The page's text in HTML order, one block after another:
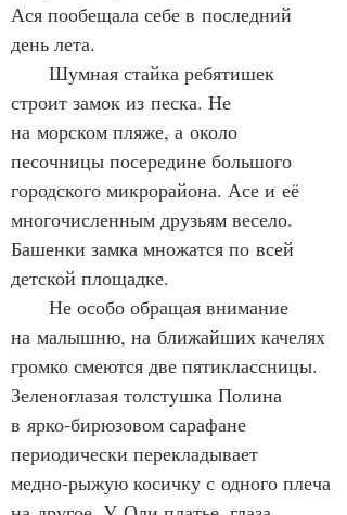
Ася пообещала себе в последний
день лета.
Шумная стайка ребятишек
строит замок из песка. Не
на морском пляже, а около
песочницы посередине большого
городского микрорайона. Асе и её
многочисленным друзьям весело.
Башенки замка множатся по всей
детской площадке.
Не особо обращая внимание
на малышню, на ближайших качелях
громко смеются две пятиклассницы.
Зеленоглазая толстушка Полина
в ярко‑бирюзовом сарафане
периодически перекладывает
медно‑рыжую косичку с одного плеча